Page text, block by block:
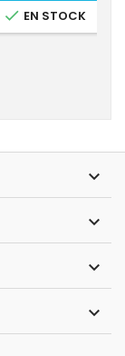
 EN STOCK



